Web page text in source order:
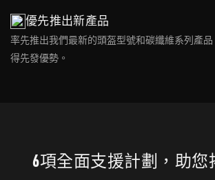
優先推出新產品
率先推出我們最新的頭盔型號和碳纖維系列產
得先發優勢。
6項全面支援計劃，助您